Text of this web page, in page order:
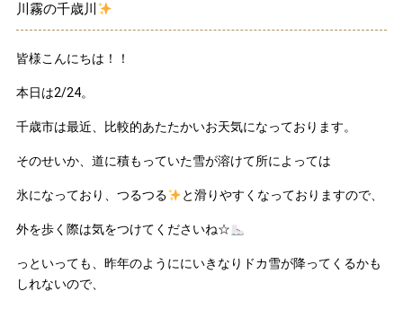
川霧の千歳川
皆様こんにちは！！
本日は2/24。
千歳市は最近、比較的あたたかいお天気になっております。
そのせいか、道に積もっていた雪が溶けて所によっては
氷になっており、つるつる と滑りやすくなっておりますので、
外を歩く際は気をつけてくださいね☆
っといっても、昨年のようににいきなりドカ雪が降ってくるかも
しれないので、